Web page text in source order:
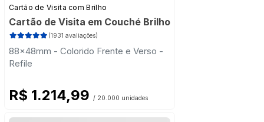
Cartão de Visita com Brilho
Cartão de Visita em Couché Brilho
(1931 avaliações)
88x48mm - Colorido Frente e Verso -
Refile
R$ 1.214,99 / 20.000 unidades